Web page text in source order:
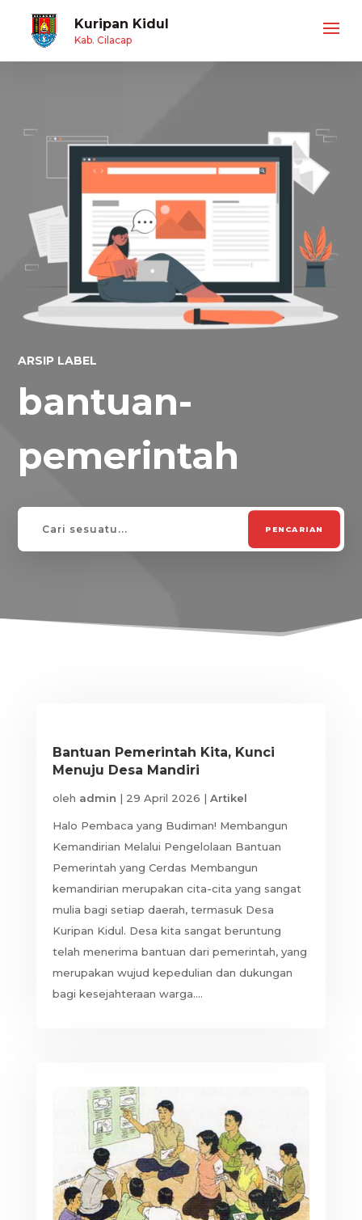
Kuripan Kidul
Kab. Cilacap
ARSIP LABEL
bantuan-
pemerintah
Bantuan Pemerintah Kita, Kunci
Menuju Desa Mandiri
oleh admin | 29 April 2026 | Artikel
Halo Pembaca yang Budiman! Membangun
Kemandirian Melalui Pengelolaan Bantuan
Pemerintah yang Cerdas Membangun
kemandirian merupakan cita-cita yang sangat
mulia bagi setiap daerah, termasuk Desa
Kuripan Kidul. Desa kita sangat beruntung
telah menerima bantuan dari pemerintah, yang
merupakan wujud kepedulian dan dukungan
bagi kesejahteraan warga....